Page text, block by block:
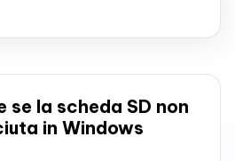
se la scheda SD non
in Windows